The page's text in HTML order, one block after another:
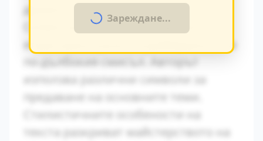
драматично напрежение.
Символиката в произведението
играе важна роля за разбирането на
използва различни символи за
предаване на основните теми.
Стилистичните особености на
текста разкриват майстерството на
Зареждане...